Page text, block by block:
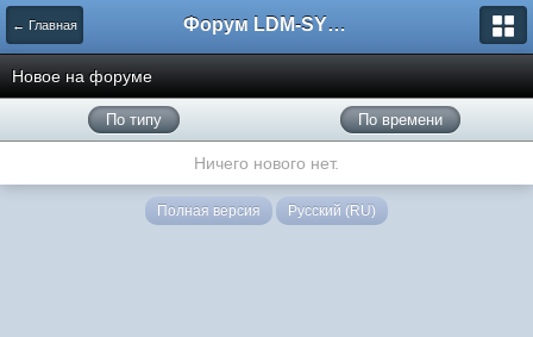
← Главная Форум LDM-SYSTEMS
Новое на форуме
По типу По времени
Ничего нового нет.
Полная версия Русский (RU)